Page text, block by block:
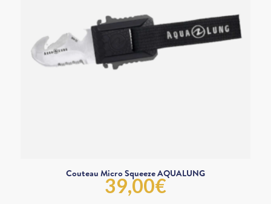
Couteau Micro Squeeze AQUALUNG
39,00€